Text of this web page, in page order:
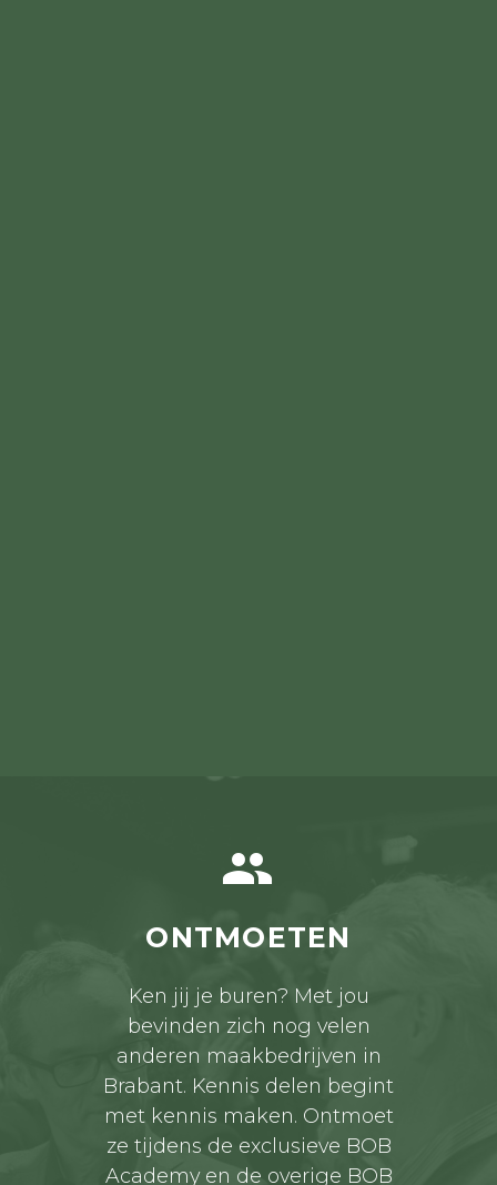

ONTMOETEN
Ken jij je buren? Met jou
bevinden zich nog velen
anderen maakbedrijven in
Brabant. Kennis delen begint
met kennis maken. Ontmoet
ze tijdens de exclusieve BOB
Academy en de overige BOB